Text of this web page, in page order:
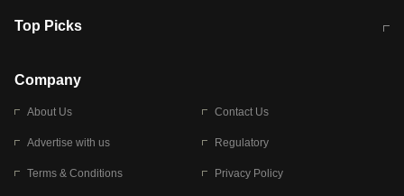
RBI का नया नियम: अब बैंकों को अपनी सभी
Top Picks
बारिश की चेतावनी
Company
About Us Contact Us
Advertise with us Regulatory
Terms & Conditions Privacy Policy